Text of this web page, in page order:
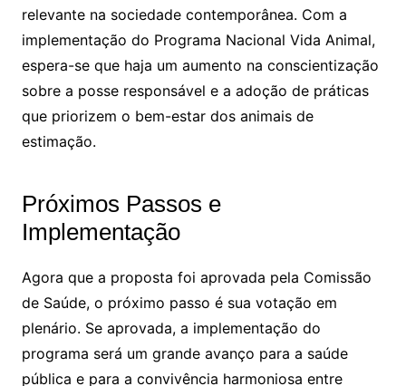
relevante na sociedade contemporânea. Com a
implementação do Programa Nacional Vida Animal,
espera-se que haja um aumento na conscientização
sobre a posse responsável e a adoção de práticas
que priorizem o bem-estar dos animais de
estimação.
Próximos Passos e
Implementação
Agora que a proposta foi aprovada pela Comissão
de Saúde, o próximo passo é sua votação em
plenário. Se aprovada, a implementação do
programa será um grande avanço para a saúde
pública e para a convivência harmoniosa entre